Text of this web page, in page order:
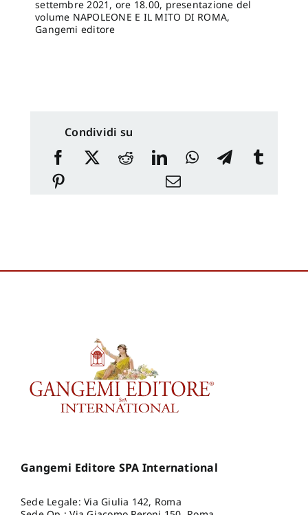
settembre 2021, ore 18.00, presentazione del
volume NAPOLEONE E IL MITO DI ROMA,
Gangemi editore
Condividi su
Gangemi Editore SPA International
Sede Legale: Via Giulia 142, Roma